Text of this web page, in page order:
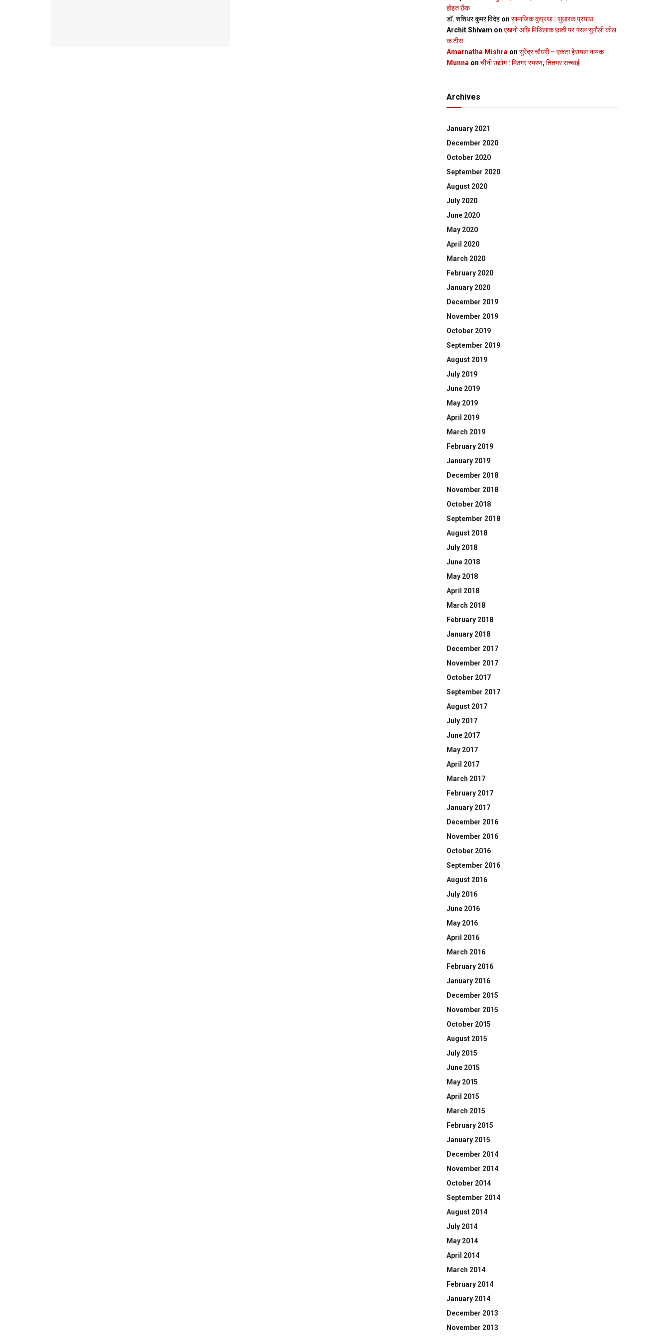
होइत छैक
डॉ. शशिधर कुमर विदेह on सामाजिक कुप्रथा : सुधारक प्रयास
Archit Shivam on एखनो अछि मिथिलाक छाती पर गरल सुगौली कील
क टीस
Amarnatha Mishra on सुरेंद्र चौधरी – एकटा हेरायल नायक
Munna on चीनी उद्योग : मिठगर स्‍मरण, तितगर सच्‍चाई
Archives
January 2021
December 2020
October 2020
September 2020
August 2020
July 2020
June 2020
May 2020
April 2020
March 2020
February 2020
January 2020
December 2019
November 2019
October 2019
September 2019
August 2019
July 2019
June 2019
May 2019
April 2019
March 2019
February 2019
January 2019
December 2018
November 2018
October 2018
September 2018
August 2018
July 2018
June 2018
May 2018
April 2018
March 2018
February 2018
January 2018
December 2017
November 2017
October 2017
September 2017
August 2017
July 2017
June 2017
May 2017
April 2017
March 2017
February 2017
January 2017
December 2016
November 2016
October 2016
September 2016
August 2016
July 2016
June 2016
May 2016
April 2016
March 2016
February 2016
January 2016
December 2015
November 2015
October 2015
August 2015
July 2015
June 2015
May 2015
April 2015
March 2015
February 2015
January 2015
December 2014
November 2014
October 2014
September 2014
August 2014
July 2014
May 2014
April 2014
March 2014
February 2014
January 2014
December 2013
November 2013